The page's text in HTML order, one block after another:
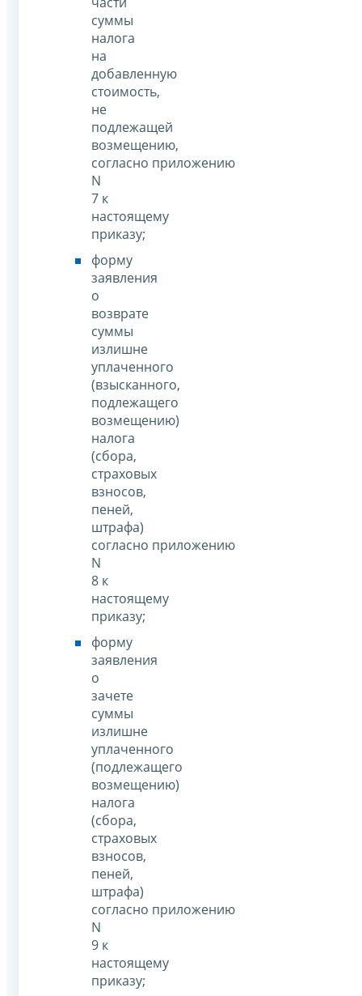
суммы
налога
на
добавленную
стоимость,
не
подлежащей
возмещению,
согласно приложению
N
7 к
настоящему
приказу;
форму
заявления
о
возврате
суммы
излишне
уплаченного
(взысканного,
подлежащего
возмещению)
налога
(сбора,
страховых
взносов,
пеней,
штрафа)
согласно приложению
N
8 к
настоящему
приказу;
форму
заявления
о
зачете
суммы
излишне
уплаченного
(подлежащего
возмещению)
налога
(сбора,
страховых
взносов,
пеней,
штрафа)
согласно приложению
N
9 к
настоящему
приказу;